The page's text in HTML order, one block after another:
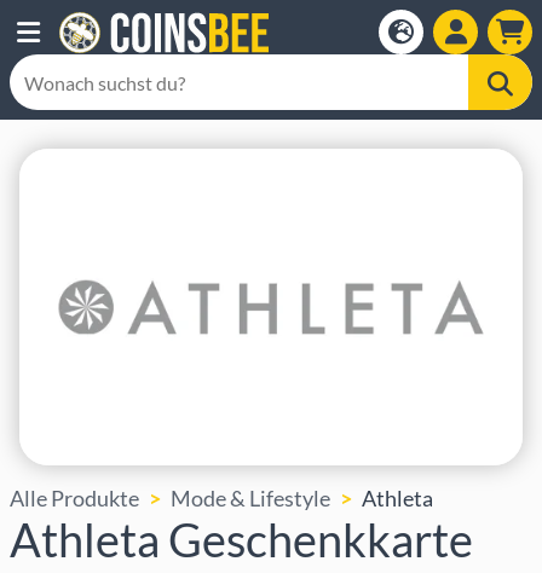
Alle Produkte Mode & Lifestyle Athleta
Athleta Geschenkkarte